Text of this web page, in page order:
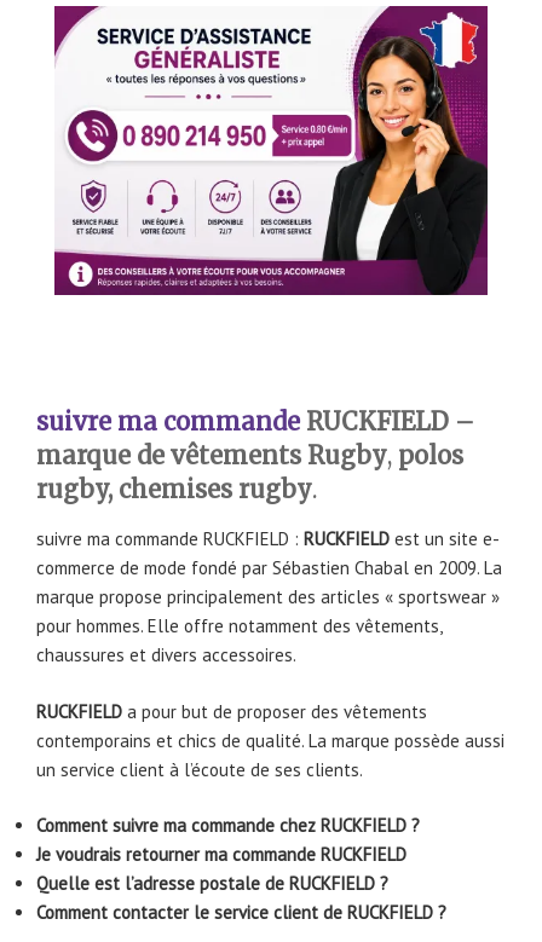
suivre ma commande RUCKFIELD –
marque de vêtements Rugby, polos
rugby, chemises rugby.
suivre ma commande RUCKFIELD : RUCKFIELD est un site e-
commerce de mode fondé par Sébastien Chabal en 2009. La
marque propose principalement des articles « sportswear »
pour hommes. Elle offre notamment des vêtements,
chaussures et divers accessoires.
RUCKFIELD a pour but de proposer des vêtements
contemporains et chics de qualité. La marque possède aussi
un service client à l’écoute de ses clients.
Comment suivre ma commande chez RUCKFIELD ?
Je voudrais retourner ma commande RUCKFIELD
Quelle est l’adresse postale de RUCKFIELD ?
Comment contacter le service client de RUCKFIELD ?